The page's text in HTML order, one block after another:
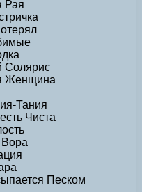
Рая
Солярис
Женщина
Тания
Чиста
Песком